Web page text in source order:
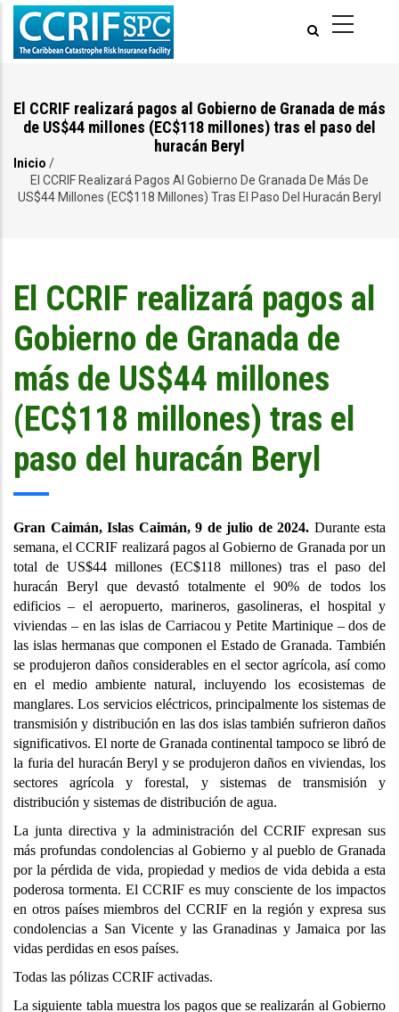
Pasar
contenido
El CCRIF realizará pagos al Gobierno de Granada de más
de US$44 millones (EC$118 millones) tras el paso del
huracán Beryl
Ruta
de
Inicio /
El CCRIF Realizará Pagos Al Gobierno De Granada De Más De
US$44 Millones (EC$118 Millones) Tras El Paso Del Huracán Beryl
El CCRIF realizará pagos al
Gobierno de Granada de
más de US$44 millones
(EC$118 millones) tras el
paso del huracán Beryl
Gran Caimán, Islas Caimán, 9 de julio de 2024. Durante esta
semana, el CCRIF realizará pagos al Gobierno de Granada por un
total de US$44 millones (EC$118 millones) tras el paso del
huracán Beryl que devastó totalmente el 90% de todos los
edificios – el aeropuerto, marineros, gasolineras, el hospital y
viviendas – en las islas de Carriacou y Petite Martinique – dos de
las islas hermanas que componen el Estado de Granada. También
se produjeron daños considerables en el sector agrícola, así como
en el medio ambiente natural, incluyendo los ecosistemas de
manglares. Los servicios eléctricos, principalmente los sistemas de
transmisión y distribución en las dos islas también sufrieron daños
significativos. El norte de Granada continental tampoco se libró de
la furia del huracán Beryl y se produjeron daños en viviendas, los
sectores agrícola y forestal, y sistemas de transmisión y
distribución y sistemas de distribución de agua.
La junta directiva y la administración del CCRIF expresan sus
más profundas condolencias al Gobierno y al pueblo de Granada
por la pérdida de vida, propiedad y medios de vida debida a esta
poderosa tormenta. El CCRIF es muy consciente de los impactos
en otros países miembros del CCRIF en la región y expresa sus
condolencias a San Vicente y las Granadinas y Jamaica por las
vidas perdidas en esos países.
Todas las pólizas CCRIF activadas.
La siguiente tabla muestra los pagos que se realizarán al Gobierno